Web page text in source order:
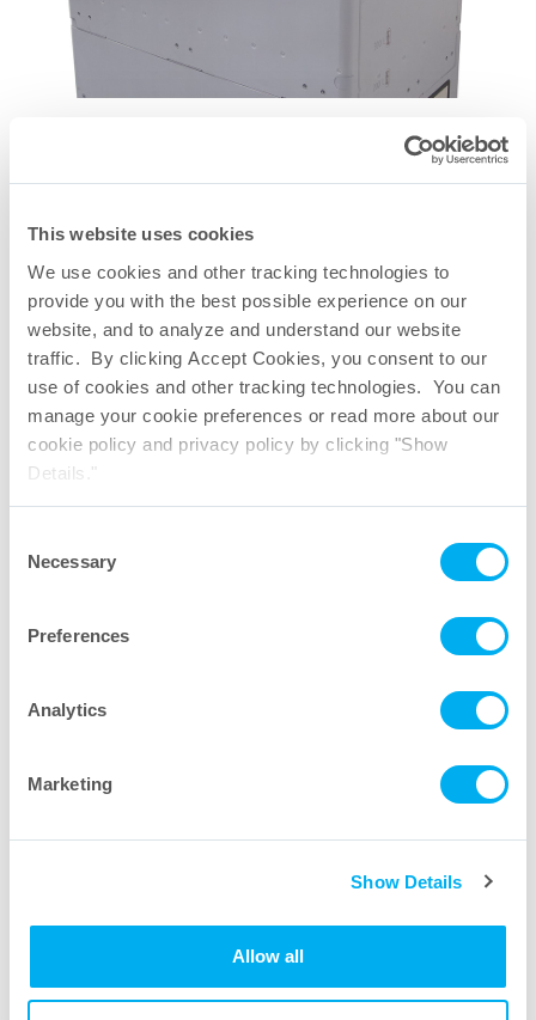
This website uses cookies
We use cookies and other tracking technologies to
provide you with the best possible experience on our
website, and to analyze and understand our website
traffic. By clicking Accept Cookies, you consent to our
use of cookies and other tracking technologies. You can
manage your cookie preferences or read more about our
cookie policy and privacy policy by clicking "Show
Details."
Selection
Necessary
Preferences
Analytics
Marketing
Show Details
Allow all
Green Docs sur les conteneurs
externes rigides
unique